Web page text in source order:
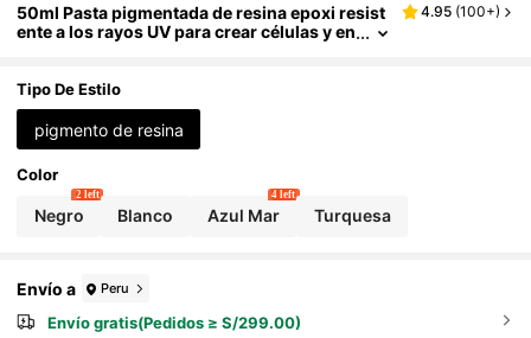
50ml Pasta pigmentada de resina epoxi resist
ente a los rayos UV para crear células y en
4.95 (100+)
Tipo De Estilo
pigmento de resina
Color
Negro
2 left
Blanco Azul Mar
4 left
Turquesa
Envío a Peru
Envío gratis(Pedidos ≥ S/299.00)